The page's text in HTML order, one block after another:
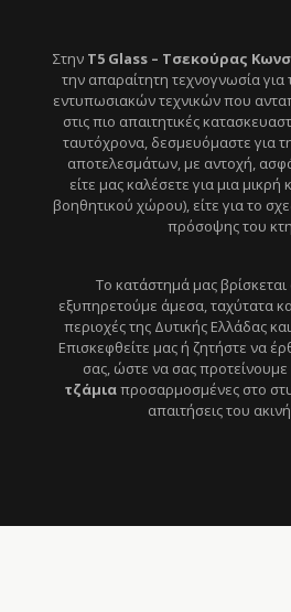
Στην T5 Glass – Τσεκούρας
την απαραίτητη τεχνογνωσία
εντυπωσιακών τεχνικών που
στις πιο απαιτητικές
ταυτόχρονα, δεσμευόμαστε για
αποτελεσμάτων, με αντοχή,
είτε μας καλέσετε για μια
βοηθητικού χώρου), είτε για το
πρόσοψης του
Το κατάστημά μας βρίσκεται
εξυπηρετούμε άμεσα, ταχύτατα
περιοχές της Δυτικής Ελλάδας
Επισκεφθείτε μας ή ζητήστε να
σας, ώστε να σας προτείνουμε
τζάμιαπροσαρμοσμένες στο
απαιτήσεις του